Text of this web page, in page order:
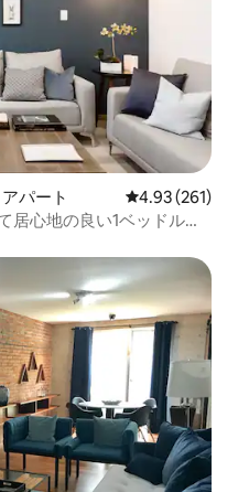
パート レビュー261
4.93 (261)
居心地の良い1ベッドルー